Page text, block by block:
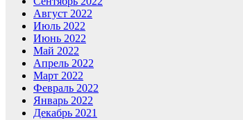
Август 2022
Июль 2022
Июнь 2022
Май 2022
Апрель 2022
Март 2022
Февраль 2022
Январь 2022
Декабрь 2021